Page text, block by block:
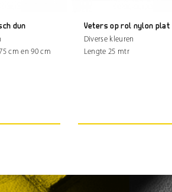
dun
cm en 90 cm
Veters op rol nylon plat
Diverse kleuren
Lengte 25 mtr